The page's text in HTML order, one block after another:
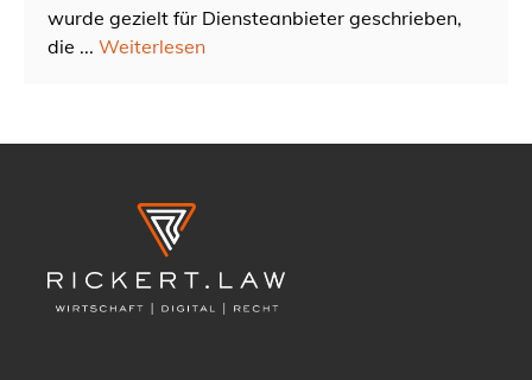
wurde gezielt für Diensteanbieter geschrieben,
die ... Weiterlesen